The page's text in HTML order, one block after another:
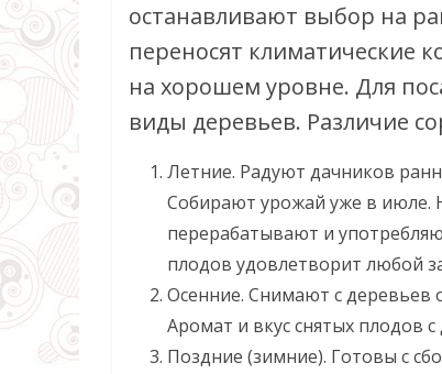
останавливают выбор на
переносят климатические
на хорошем уровне. Для
виды деревьев. Различие
Летние. Радуют дачников
Собирают урожай уже в июле.
перерабатывают и
плодов удовлетворит любой
Осенние. Снимают с деревьев
Аромат и вкус снятых плодов
Поздние (зимние). Готовы с